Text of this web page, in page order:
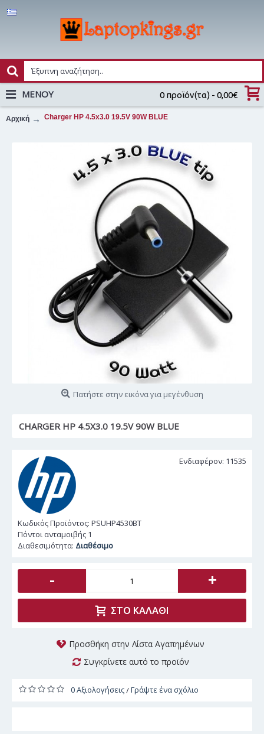
0 προϊόν(τα) - 0,00€
MENOY
Αρχική Charger HP 4.5x3.0 19.5V 90W BLUE
Πατήστε στην εικόνα για μεγένθυση
CHARGER HP 4.5X3.0 19.5V 90W BLUE
Ενδιαφέρον: 11535
Κωδικός Προϊόντος: PSUHP4530BT
Πόντοι ανταμοιβής 1
Διαθεσιμότητα: Διαθέσιμο
- +
ΣΤΟ ΚΑΛΆΘΙ
Προσθήκη στην Λίστα Αγαπημένων
Συγκρίνετε αυτό το προϊόν
0 Αξιολογήσεις/Γράψτε ένα σχόλιο